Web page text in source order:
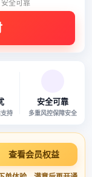
全可靠
持
安全可靠
多重风控保障安全